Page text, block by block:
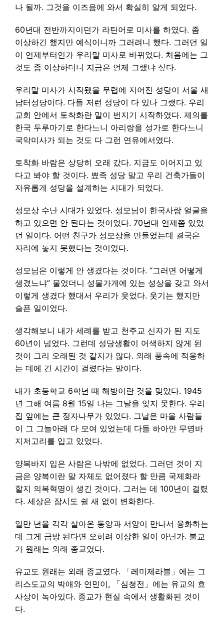
나 될까. 그것을 이즈음에 와서 확실히 알게 되었다.
60년대 전반까지이던가 라틴어로 미사를 하였다. 좀
이상하긴 했지만 예식이니까 그러려니 했다. 그러던 일
이 언제부터인가 우리말 미사로 바뀌었다. 처음에는 그
것도 좀 이상하더니 지금은 언제 그랬냐 싶다.
우리말 미사가 시작됐을 무렵에 지어진 성당이 서울 새
남터성당이다. 다들 저런 성당이 다 있나 그랬다. 우리
교회 안에서 토착화란 말이 번지기 시작하였다. 제의를
한국 두루마기로 한다느니 아리랑을 성가로 한다느니
국악미사가 되는 것도 다 그런 연유에서였다.
토착화 바람은 상당히 오래 갔다. 지금도 이어지고 있
다고 봐야 할 것이다. 뾰족 성당 말고 우리 건축가들이
자유롭게 성당을 설계하는 시대가 되었다.
성모상 수난 시대가 있었다. 성모님이 한국사람 얼굴을
하고 있으면 안 된다는 것이었다. 70년대 언제쯤 있었
던 일이다. 어떤 친구가 성모상을 만들었는데 결국은
자리에 놓지 못했다는 것이었다.
성모님은 이렇게 안 생겼다는 것이다. “그러면 어떻게
생겼느냐” 물었더니 성물가게에 있는 성상을 갖고 와서
이렇게 생겼다 했대서 우리가 웃었다. 웃기는 했지만
슬픈 일이었다.
생각해보니 내가 세례를 받고 천주교 신자가 된 지도
60년이 넘었다. 그런데 성당생활이 어색하지 않게 된
것이 그리 오래된 것 같지가 않다. 외래 풍속에 적응하
는 데에 긴 시간이 걸렸다는 말이다.
내가 초등학교 6학년 때 해방이란 것을 맞았다. 1945
년 그해 여름 8월 15일 나는 그날을 잊지 못한다. 우리
집 앞에는 큰 정자나무가 있었다. 그날은 마을 사람들
이 그 그늘아래 다 모여 있었는데 다들 하아얀 무명바
지저고리를 입고 있었다.
양복바지 입은 사람은 나밖에 없었다. 그러던 것이 지
금은 양복이란 말 자체도 없어졌다 할 만큼 국제화라
할지 의복혁명이 생긴 것이다. 그러는 데 100년이 걸렸
다. 세상은 잠시도 쉴 새 없이 변화한다.
일만 년을 각각 살아온 동양과 서양이 만나서 융화하는
데 그게 금방 된다면 오히려 이상한 일이 아닌가. 불교
가 원래는 외래 종교였다.
유교도 원래는 외래 종교였다. 「레미제라블」에는 그
리스도교의 박애와 연민이, 「심청전」에는 유교의 효
사상이 녹아있다. 종교가 현실 속에서 생활화된 것이
다.